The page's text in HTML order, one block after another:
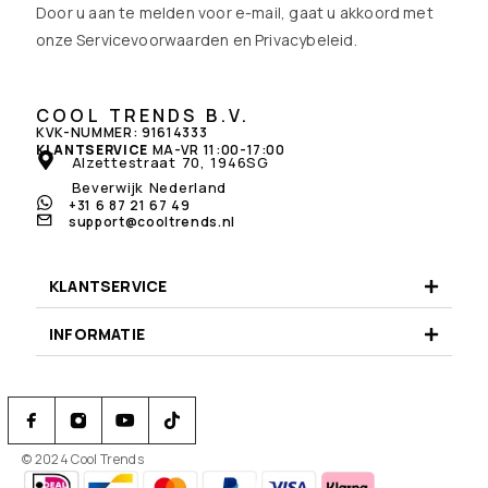
Ontvang 5% korting op uw eerste bestelling.
Meld u aan voor onze promoties en updates
Door u aan te melden voor e-mail, gaat u akkoord met
onze Servicevoorwaarden enPrivacybeleid
COOL TRENDS B.V.
KVK-NUMMER: 91614333
KLANTSERVICE MA-VR 11:00-17:00
Alzettestraat 70, 1946SG
Beverwijk Nederland
+31 6 87 21 67 49
support@cooltrends.nl
KLANTSERVICE
INFORMATIE
© 2024 Cool Trends